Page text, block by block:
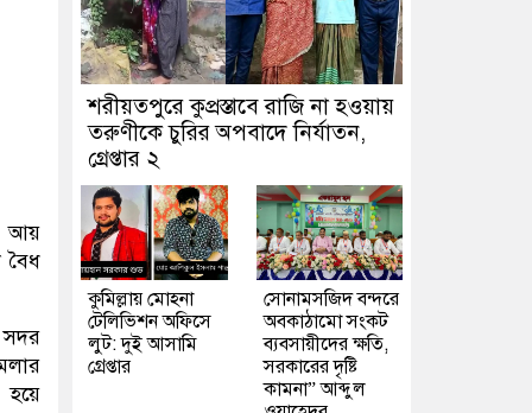
আয়
বৈধ
সদর
হয়ে
শরীয়তপুরে কুপ্রস্তাবে রাজি না হওয়ায়
তরুণীকে চুরির অপবাদে নির্যাতন,
গ্রেপ্তার ২
কুমিল্লায় মোহনা
টেলিভিশন অফিসে
লুট: দুই আসামি
গ্রেপ্তার
সোনামসজিদ বন্দরে
অবকাঠামো সংকট
ব্যবসায়ীদের ক্ষতি,
সরকারের দৃষ্টি
কামনা” আব্দুল